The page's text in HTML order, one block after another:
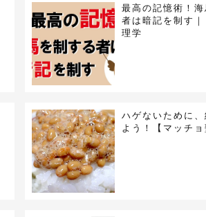
最高の記憶術！
者は暗記を制す
理学
ハゲないために
よう！【マッチョ